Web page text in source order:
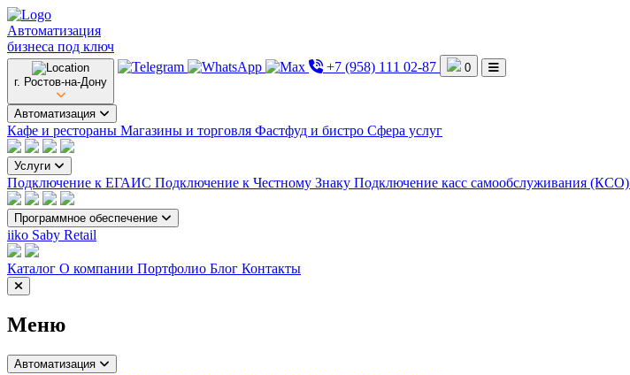
Автоматизация
бизнеса под ключ
г. Ростов-на-Дону
+7 (958) 111 02-87 0
Автоматизация
Кафе и рестораны Магазины и торговля Фастфуд и бистро Сфера услуг
Услуги
Подключение к ЕГАИС Подключение к Честному Знаку Подключение касс самообслуживания (КСО)
Программное обеспечение
iiko Saby Retail
Каталог О компании Портфолио Блог Контакты
Меню
Автоматизация